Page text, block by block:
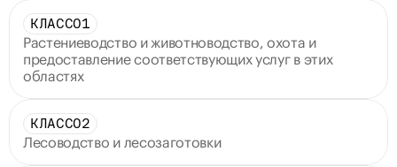
КЛАСС01
Растениеводство и животноводство, охота и
предоставление соответствующих услуг в этих
областях
КЛАСС02
Лесоводство и лесозаготовки